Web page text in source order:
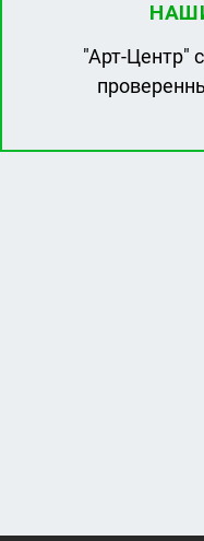
"Арт-Центр"